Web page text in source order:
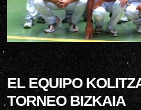
EL EQUIPO
TORNEO BIZKAIA